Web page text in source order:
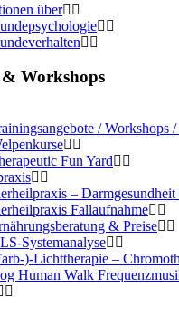
über
Workshops
/ Workshops /
Fun Yard
–
Fallaufnahme
& Preise
Systemanalyse
)-Lichttherapie –
Human Walk